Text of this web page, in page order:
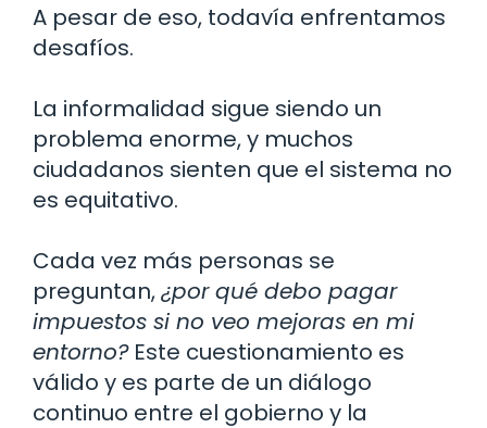
A pesar de eso, todavía enfrentamos
desafíos.
La informalidad sigue siendo un
problema enorme, y muchos
ciudadanos sienten que el sistema no
es equitativo.
Cada vez más personas se
preguntan,¿por qué debo pagar
impuestos si no veo mejoras en mi
entorno?Este cuestionamiento es
válido y es parte de un diálogo
continuo entre el gobierno y la